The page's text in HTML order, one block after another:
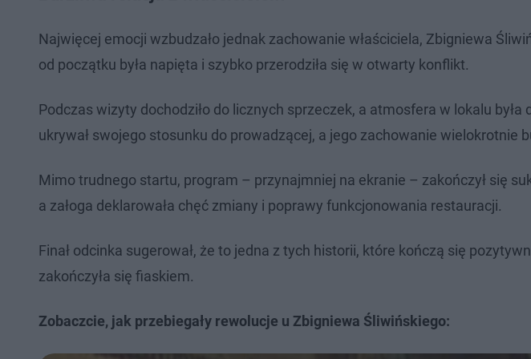
Najwięcej emocji wzbudzało jednak zachowanie właściciela, Zbigniewa
od początku była napięta i szybko przerodziła się w otwarty konflikt.
Podczas wizyty dochodziło do licznych sprzeczek, a atmosfera w lokalu była
ukrywał swojego stosunku do prowadzącej, a jego zachowanie wielokrotnie
Mimo trudnego startu, program – przynajmniej na ekranie – zakończył się
a załoga deklarowała chęć zmiany i poprawy funkcjonowania restauracji.
Finał odcinka sugerował, że to jedna z tych historii, które kończą się
zakończyła się fiaskiem.
Zobaczcie, jak przebiegały rewolucje u Zbigniewa Śliwińskiego: